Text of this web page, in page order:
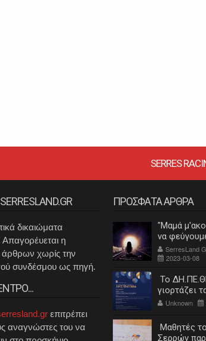
SERRES
δικαιώματα
η
χωρίς την
συνδέσμου ως πηγή.
επιτρέπει
αναγνώστες του να
ΠΡΟΣΦΑΤΑ ΑΡΘΡΑ
"Μαμά
να
Κατερίνας
SerresLand
2023-03-08
Το
γιορτάζει
Unknown
Μαθητές
Σερρών